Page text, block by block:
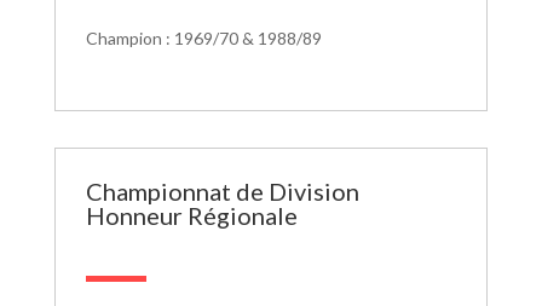
Champion : 1969/70 & 1988/89
Championnat de Division
Honneur Régionale